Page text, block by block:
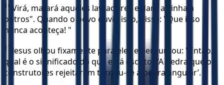
16 Virá, matará aqueles lavradores e dará a vinha a
outros". Quando o povo ouviu isso, disse: "Que isso
nunca aconteça! "
17 Jesus olhou fixamente para eles e perguntou: "Então,
qual é o significado do que está escrito? ‘A pedra que os
construtores rejeitaram tornou-se a pedra angular’.